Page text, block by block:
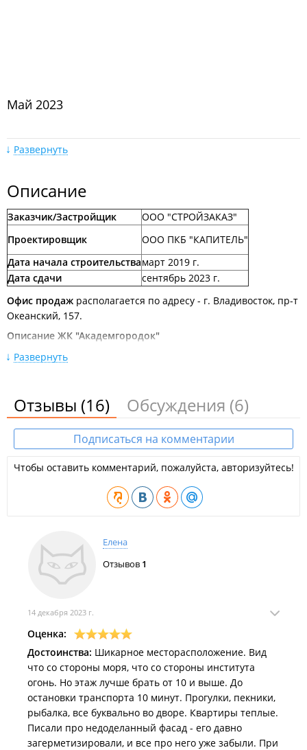
Май 2023
Апрель 2023
Март 2023
Январь 2023
Декабрь 2022
Развернуть
Описание
Заказчик/Застройщик
ООО "СТРОЙЗАКАЗ"
Проектировщик
ООО ПКБ "КАПИТЕЛЬ"
Дата начала строительствамарт 2019 г.
Дата сдачи
сентябрь 2023 г.
Офис продаж располагается по адресу - г. Владивосток, пр-т
Океанский, 157.
Описание ЖК "Академгородок"
Проектируемый жилой корпус состоит из 2-
этажей, включая 25 жилых этажей; 1-й этаж
с объектами обслуживающего назначения; технический этаж
(крыша).
Основной вход в здание осуществляется с западной стороны.
На каждом типовом этаже размещено по 18 однокомнатных
квартир. На первом этаже на отм.
0,00, что соответствует абсолютной отметке +34,65,
входная группа с помещениями общего назначения жилого
помещением
охраны, комнатой уборочного инвентаря, колясочной,
лифтовым холлом, техническими помещениями для
пристроенная двухуровневая открытая автостоянка
стороны. Количество парковочных мест в здании
автостоянки – 157 а/м; количество парковочных мест на
эксплуатируемой кровле – 19 а/м. (Всего 176). Учитывая
перепад отметок по продольным фасадам, автостоянка
относится к открытому типу
комплекса и частично заходит под жилой корпус.
Надземные этажи жилого дома соединяются 2-мя
Развернуть
Отзывы (16) Обсуждения (6)
Подписаться на комментарии
Чтобы оставить комментарий, пожалуйста, авторизуйтесь!
Елена
Отзывов 1
14 декабря 2023 г.
Оценка:
Достоинства: Шикарное месторасположение. Вид
что со стороны моря, что со стороны института
огонь. Но этаж лучше брать от 10 и выше. До
остановки транспорта 10 минут. Прогулки, пекники,
рыбалка, все буквально во дворе. Квартиры теплые.
Писали про недоделанный фасад - его давно
загерметизировали, и все про него уже забыли. При